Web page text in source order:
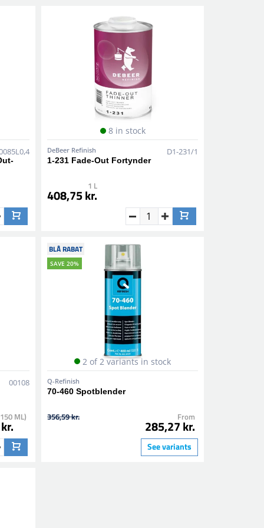
8 in stock
DeBeer Refinish D1-231/1
1-231 Fade-Out Fortynder
1 L
408,75 kr.
00108
ML)
BLÅ RABAT
SAVE 20%
2 of 2 variants in stock
Q-Refinish
70-460 Spotblender
356,59 kr. From
285,27 kr.
See variants